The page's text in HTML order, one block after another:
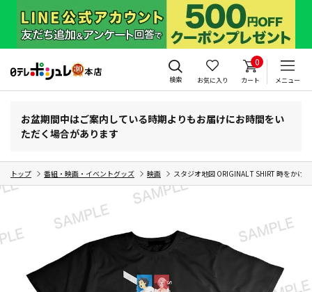
検索 お気に入り
0
カート メニュー
お盆期間中はご案内している時期よりもお届けにお時間をい
ただく場合があります
トップ 番組・映画・イベントグッズ 映画 スタジオ地図 ORIGINAL T SHIRT 時をか